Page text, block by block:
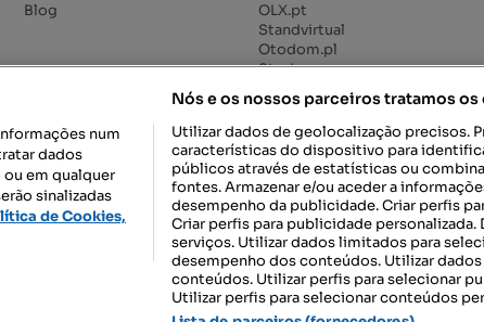
Blog
OLX.pt
Standvirtual
Otodom.pl
Storia.ro
DESCARREGAR NA:
TERMOS DE UTILIZAÇÃO POLÍTICA DE PRIVACIDADE
num
dados
ou em qualquer
sinalizadas
de Cookies,
Nós e os nossos parceiros tratamos
Utilizar dados de geolocalização precisos.
características do dispositivo para
públicos através de estatísticas ou
fontes. Armazenar e/ou aceder a
desempenho da publicidade. Criar perfis
Criar perfis para publicidade personalizada.
serviços. Utilizar dados limitados para
desempenho dos conteúdos. Utilizar
conteúdos. Utilizar perfis para selecionar
Utilizar perfis para selecionar conteúdos